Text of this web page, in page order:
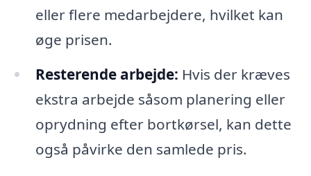
eller flere medarbejdere, hvilket kan
øge prisen.
Resterende arbejde: Hvis der kræves
ekstra arbejde såsom planering eller
oprydning efter bortkørsel, kan dette
også påvirke den samlede pris.